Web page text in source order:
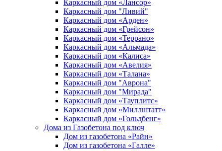
Каркасный дом «Лансор»
Каркасный дом "Ливий"
Каркасный дом «Арден»
Каркасный дом «Грейсон»
Каркасный дом «Террано»
Каркасный дом «Альмада»
Каркасный дом «Калиса»
Каркасный дом «Авелия»
Каркасный дом «Талана»
Каркасный дом "Аврона"
Каркасный дом "Мирада"
Каркасный дом «Тауплитс»
Каркасный дом «Миллштатт»
Каркасный дом «Гольдбенг»
Дома из Газобетона под ключ
Дом из газобетона «Райн»
Дом из газобетона «Галле»